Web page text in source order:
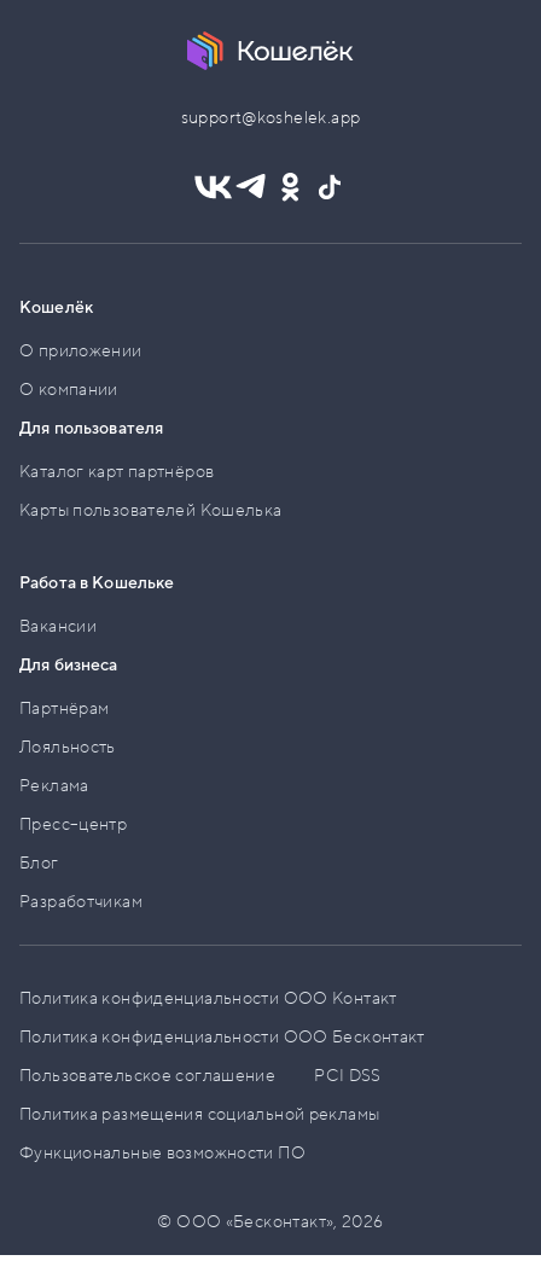
support@koshelek.app
Кошелёк
О приложении
О компании
Для пользователя
Каталог карт партнёров
Карты пользователей Кошелька
Работа в Кошельке
Вакансии
Для бизнеса
Партнёрам
Лояльность
Реклама
Пресс–центр
Блог
Разработчикам
Политика конфиденциальности ООО Контакт
Политика конфиденциальности ООО Бесконтакт
Пользовательское соглашение
PCI DSS
Политика размещения социальной рекламы
Функциональные возможности ПО
© ООО «Бесконтакт»,2026